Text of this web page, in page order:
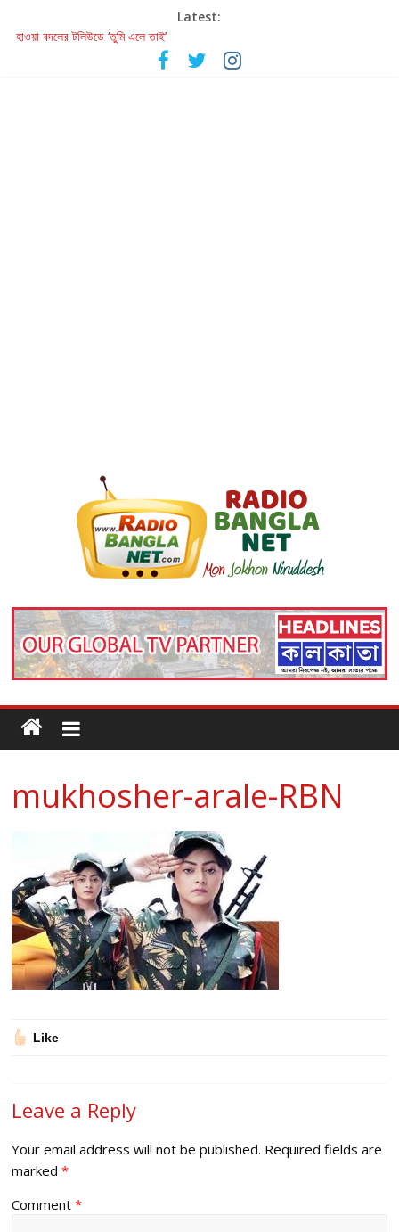
Latest:
হাওয়া বদলের টলিউডে ‘তুমি এলে তাই’
রবীন্দ্রনাথ ও গুলজারের সৃষ্টির মেলবন্ধনে মুগ্ধ করল ‘দুই তারার দোতারা’
কলের গান থেকে রীলস্ — বাঙালির গান শোনার বিবর্তনের গল্প
mukhosher-arale-RBN
Like
Leave a Reply
Your email address will not be published. Required fields are
marked*
Comment*